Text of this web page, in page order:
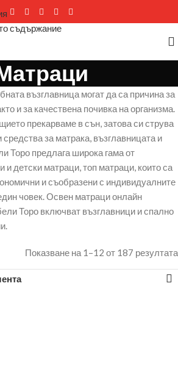
съдържание
възглавница могат да са причина за
и за качествена почивка на организма.
прекарваме в сън, затова си струва
за матрака, възглавницата и
Торо предлага широка гама от
детски матраци, топ матраци, които са
и съобразени с индивидуалните
човек. Освен матраци онлайн
Торо включват възглавници и спално
Показване на 1–12 от 187 резултата